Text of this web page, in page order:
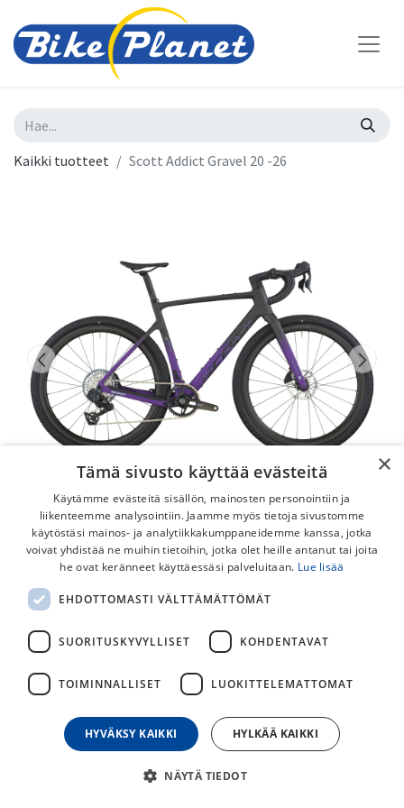
Kaikki tuotteet Scott Addict Gravel 20 -26
Scott Addict Gravel 20 -26
pyörä SRAM sähkövaihteilla ja hiilikuituisilla kiekoilla. Sopii
4 199,00
×
Tämä sivusto käyttää evästeitä
Käytämme evästeitä sisällön, mainosten personointiin ja
liikenteemme analysointiin. Jaamme myös tietoja sivustomme
käytöstäsi mainos- ja analytiikkakumppaneidemme kanssa, jotka
voivat yhdistää ne muihin tietoihin, jotka olet heille antanut tai joita
he ovat keränneet käyttäessäsi palveluitaan. Lue lisää
EHDOTTOMASTI VÄLTTÄMÄTTÖMÄT
SUORITUSKYVYLLISET KOHDENTAVAT
TOIMINNALLISET LUOKITTELEMATTOMAT
HYVÄKSY KAIKKI HYLKÄÄ KAIKKI
NÄYTÄ TIEDOT